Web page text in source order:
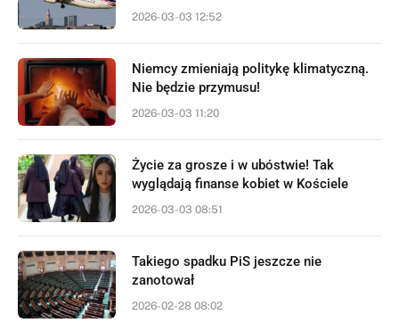
2026-03-03 12:52
Niemcy zmieniają politykę klimatyczną.
Nie będzie przymusu!
2026-03-03 11:20
Życie za grosze i w ubóstwie! Tak
wyglądają finanse kobiet w Kościele
2026-03-03 08:51
Takiego spadku PiS jeszcze nie
zanotował
2026-02-28 08:02